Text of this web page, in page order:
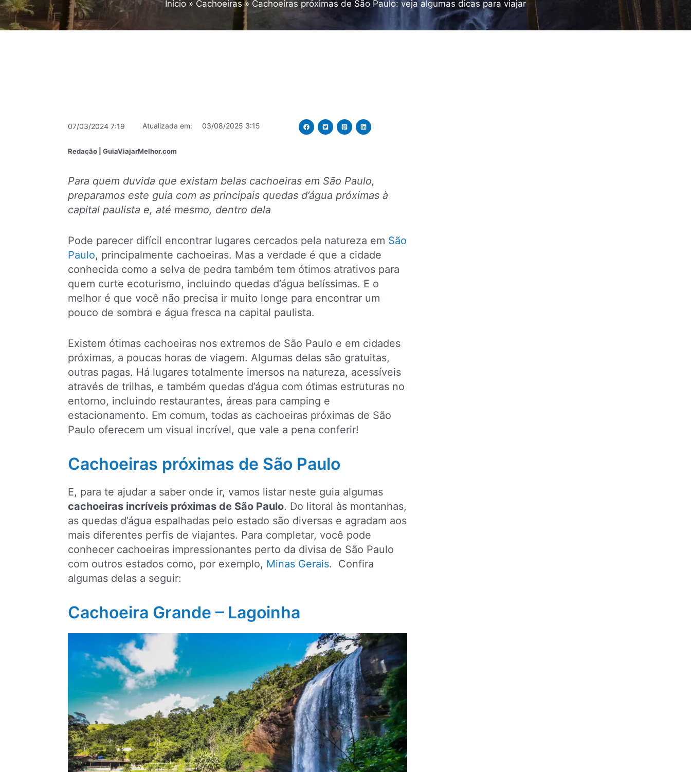
Início Cachoeiras Cachoeiras próximas de São Paulo: veja algumas dicas para viajar
07/03/2024 7:19 Atualizada em: 03/08/2025 3:15
Redação | GuiaViajarMelhor.com
Para quem duvida que existam belas cachoeiras em São Paulo,
preparamos este guia com as principais quedas d’água próximas à
capital paulista e, até mesmo, dentro dela
Pode parecer difícil encontrar lugares cercados pela natureza em São
Paulo, principalmente cachoeiras. Mas a verdade é que a cidade
conhecida como a selva de pedra também tem ótimos atrativos para
quem curte ecoturismo, incluindo quedas d’água belíssimas. E o
melhor é que você não precisa ir muito longe para encontrar um
pouco de sombra e água fresca na capital paulista.
Existem ótimas cachoeiras nos extremos de São Paulo e em cidades
próximas, a poucas horas de viagem. Algumas delas são gratuitas,
outras pagas. Há lugares totalmente imersos na natureza, acessíveis
através de trilhas, e também quedas d’água com ótimas estruturas no
entorno, incluindo restaurantes, áreas para camping e
estacionamento. Em comum, todas as cachoeiras próximas de São
Paulo oferecem um visual incrível, que vale a pena conferir!
Cachoeiras próximas de São Paulo
E, para te ajudar a saber onde ir, vamos listar neste guia algumas
cachoeiras incríveis próximas de São Paulo. Do litoral às montanhas,
as quedas d’água espalhadas pelo estado são diversas e agradam aos
mais diferentes perfis de viajantes. Para completar, você pode
conhecer cachoeiras impressionantes perto da divisa de São Paulo
com outros estados como, por exemplo, Minas Gerais. Confira
algumas delas a seguir:
Cachoeira Grande – Lagoinha